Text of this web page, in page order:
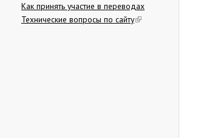
Как принять участие в переводах
Технические вопросы по сайту